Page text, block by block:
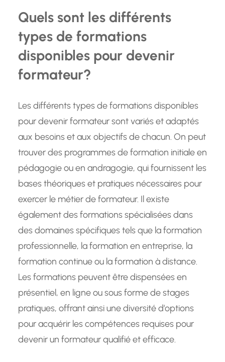
Quels sont les différents
types de formations
disponibles pour devenir
formateur?
Les différents types de formations disponibles
pour devenir formateur sont variés et adaptés
aux besoins et aux objectifs de chacun. On peut
trouver des programmes de formation initiale en
pédagogie ou en andragogie, qui fournissent les
bases théoriques et pratiques nécessaires pour
exercer le métier de formateur. Il existe
également des formations spécialisées dans
des domaines spécifiques tels que la formation
professionnelle, la formation en entreprise, la
formation continue ou la formation à distance.
Les formations peuvent être dispensées en
présentiel, en ligne ou sous forme de stages
pratiques, offrant ainsi une diversité d’options
pour acquérir les compétences requises pour
devenir un formateur qualifié et efficace.